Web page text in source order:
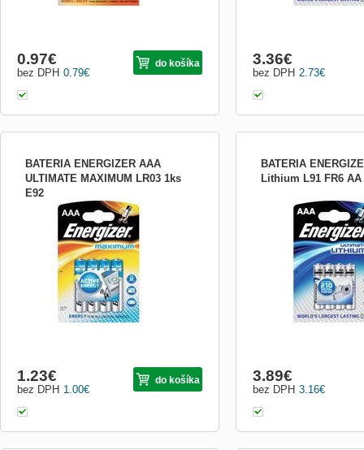
0.79€
bez DPH
0.97€ do košíka
2.73€
bez DPH
3.36€
BATERIA ENERGIZER AAA
ULTIMATE MAXIMUM LR03 1ks
E92
Alkalické batérie Maximum, AAA (LR03),
balenie 4 ks/1ks
1.00€
bez DPH
1.23€ do košíka
BATERIA
Lithium L91 FR6 AA
Lítiové batérie AA,
3.16€
bez DPH
3.89€